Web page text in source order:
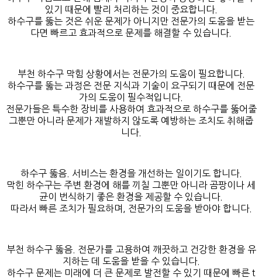
있기 때문에 빨리 처리하는 것이 중요합니다.
하수구를 뚫는 것은 쉬운 문제가 아니지만 전문가의 도움을 받는
다면 빠르고 효과적으로 문제를 해결할 수 있습니다.
부천 하수구 막힘 상황에서는 전문가의 도움이 필요합니다.
하수구를 뚫는 과정은 전문 지식과 기술이 요구되기 때문에 전문
가의 도움이 필수적입니다.
전문가들은 특수한 장비를 사용하여 효과적으로 하수구를 뚫어줄
그뿐만 아니라 문제가 재발하지 않도록 예방하는 조치도 취해줍
니다.
하수구 뚫음. 서비스는 환경을 개선하는 일이기도 합니다.
막힌 하수구는 주변 환경에 해를 끼칠 그뿐만 아니라 곰팡이나 세
균이 번식하기 좋은 환경을 제공할 수 있습니다.
따라서 빠른 조치가 필요하며, 전문가의 도움을 받아야 합니다.
부천 하수구 뚫음. 전문가를 고용하여 깨끗하고 건강한 환경을 유
지하는 데 도움을 받을 수 있습니다.
하수구 문제는 미래에 더 큰 문제로 발전할 수 있기 때문에 빠른 t